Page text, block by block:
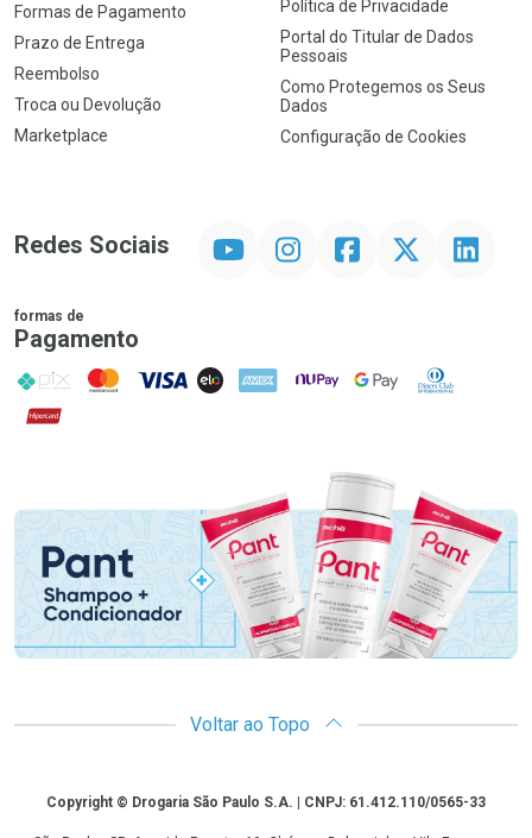
Formas de Pagamento
Prazo de Entrega
Reembolso
Troca ou Devolução
Marketplace
Política de Privacidade
Portal do Titular de Dados
Pessoais
Como Protegemos os Seus
Dados
Configuração de Cookies
Redes Sociais InstagramFacebookTwitter Linkedin
formas de
Pagamento
PIX MasterCard
VISA ELO AMEX NuPay Google PayDiners Club
Hipercard
Promoção em Destaque
Voltar ao Topo
CopyrightCopyright © Drogaria São Paulo S.A. | CNPJ: 61.412.110/0565-33